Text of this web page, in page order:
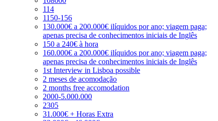
114
1150-156
130.000€ a 200.000€ ilíquidos por ano; viagem paga;
apenas precisa de conhecimentos iniciais de Inglês
150 a 240€ à hora
160.000€ a 200.000€ ilíquidos por ano; viagem paga;
apenas precisa de conhecimentos iniciais de Inglês
1st Interview in Lisboa possible
2 meses de acomodação
2 months free accomodation
2000-5.000.000
2305
31.000€ + Horas Extra